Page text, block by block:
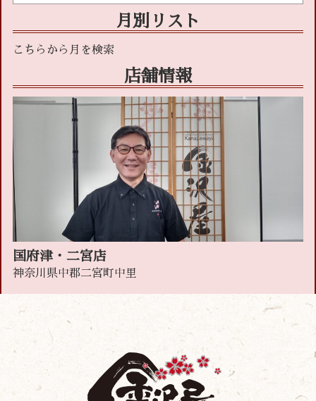
月別リスト
店舗情報
国府津・二宮店
神奈川県中郡二宮町中里